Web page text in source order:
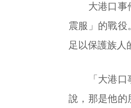
大港口事件
震服」的戰
足以保護族人
「大港口事
說，那是他的